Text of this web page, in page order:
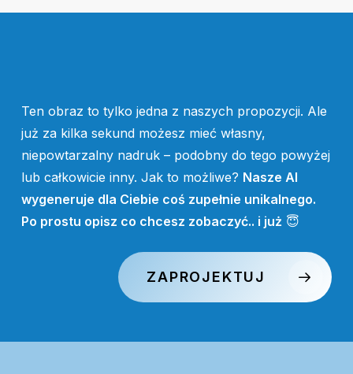
Ten obraz to tylko jedna z naszych propozycji. Ale
już za kilka sekund możesz mieć własny,
niepowtarzalny nadruk – podobny do tego powyżej
lub całkowicie inny. Jak to możliwe? Nasze AI
wygeneruje dla Ciebie coś zupełnie unikalnego.
Po prostu opisz co chcesz zobaczyć.. i już 😇
ZAPROJEKTUJ